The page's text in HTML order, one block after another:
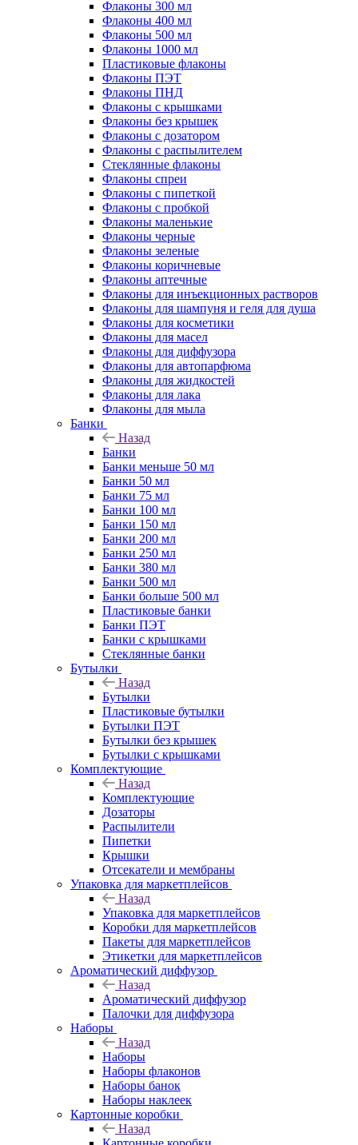
Флаконы 300 мл
Флаконы 400 мл
Флаконы 500 мл
Флаконы 1000 мл
Пластиковые флаконы
Флаконы ПЭТ
Флаконы ПНД
Флаконы с крышками
Флаконы без крышек
Флаконы с дозатором
Флаконы с распылителем
Стеклянные флаконы
Флаконы cпреи
Флаконы с пипеткой
Флаконы с пробкой
Флаконы маленькие
Флаконы черные
Флаконы зеленые
Флаконы коричневые
Флаконы аптечные
Флаконы для инъекционных растворов
Флаконы для шампуня и геля для душа
Флаконы для косметики
Флаконы для масел
Флаконы для диффузора
Флаконы для автопарфюма
Флаконы для жидкостей
Флаконы для лака
Флаконы для мыла
Банки
Назад
Банки
Банки меньше 50 мл
Банки 50 мл
Банки 75 мл
Банки 100 мл
Банки 150 мл
Банки 200 мл
Банки 250 мл
Банки 380 мл
Банки 500 мл
Банки больше 500 мл
Пластиковые банки
Банки ПЭТ
Банки с крышками
Стеклянные банки
Бутылки
Назад
Бутылки
Пластиковые бутылки
Бутылки ПЭТ
Бутылки без крышек
Бутылки с крышками
Комплектующие
Назад
Комплектующие
Дозаторы
Распылители
Пипетки
Крышки
Отсекатели и мембраны
Упаковка для маркетплейсов
Назад
Упаковка для маркетплейсов
Коробки для маркетплейсов
Пакеты для маркетплейсов
Этикетки для маркетплейсов
Ароматический диффузор
Назад
Ароматический диффузор
Палочки для диффузора
Наборы
Назад
Наборы
Наборы флаконов
Наборы банок
Наборы наклеек
Картонные коробки
Назад